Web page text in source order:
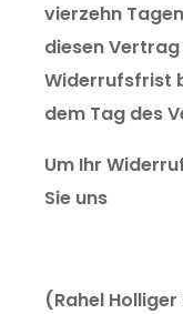
vierzehn
diesen
Widerrufsfrist
dem Tag des
Um Ihr
Sie uns
(Rahel